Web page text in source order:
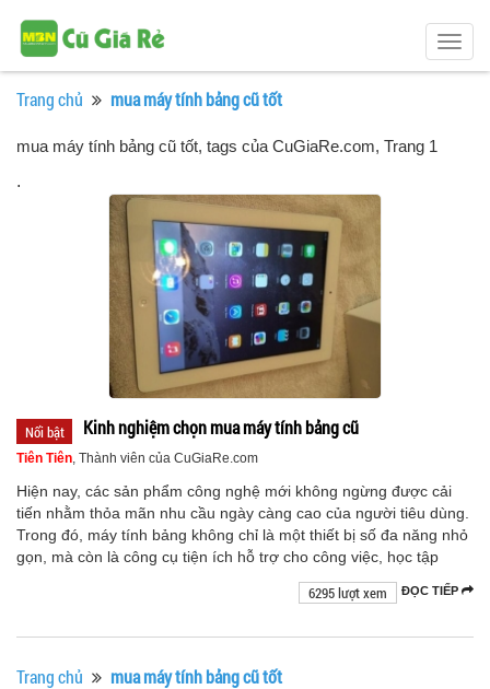
Trang chủ mua máy tính bảng cũ tốt
mua máy tính bảng cũ tốt, tags của CuGiaRe.com, Trang 1
.
Nổi bật Kinh nghiệm chọn mua máy tính bảng cũ
Tiên Tiên, Thành viên của CuGiaRe.com
Hiện nay, các sản phẩm công nghệ mới không ngừng được cải
tiến nhằm thỏa mãn nhu cầu ngày càng cao của người tiêu dùng.
Trong đó, máy tính bảng không chỉ là một thiết bị số đa năng nhỏ
gọn, mà còn là công cụ tiện ích hỗ trợ cho công việc, học tập
ĐỌC TIẾP
6295 lượt xem
Trang chủ mua máy tính bảng cũ tốt